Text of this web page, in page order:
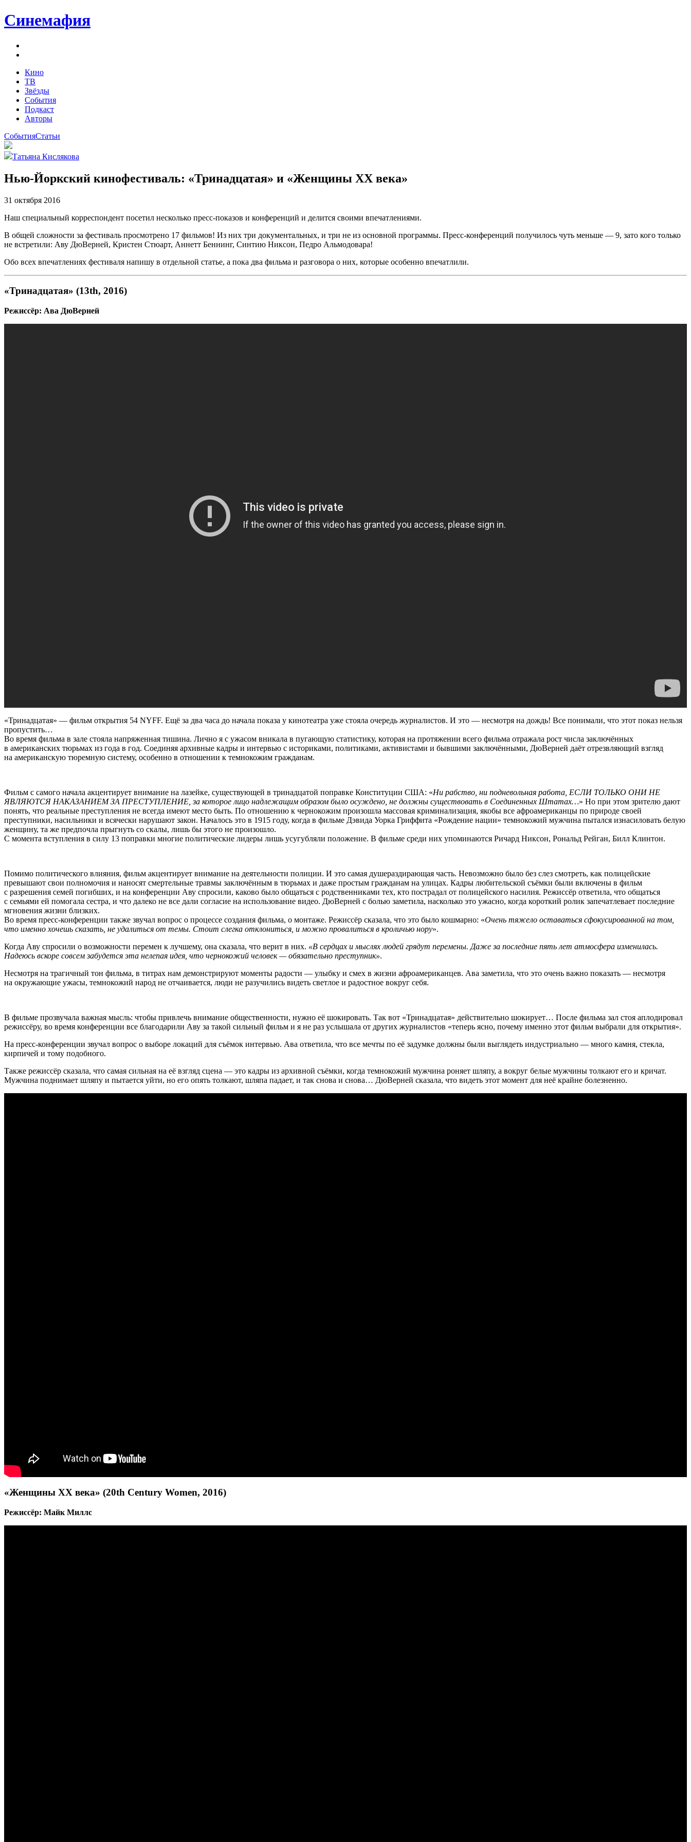
Синемафия
Кино
ТВ
Звёзды
События
Подкаст
Авторы
СобытияСтатьи
Татьяна Кислякова
Нью-Йоркский кинофестиваль: «Тринадцатая» и «Женщины XX века»
31 октября 2016
Наш специальный корреспондент посетил несколько пресс-показов и конференций и делится своими впечатлениями.
В общей сложности за фестиваль просмотрено 17 фильмов! Из них три документальных, и три не из основной программы. Пресс-конференций получилось чуть меньше — 9, зато кого только
не встретили: Аву ДюВерней, Кристен Стюарт, Аннетт Беннинг, Синтию Никсон, Педро Альмодовара!
Обо всех впечатлениях фестиваля напишу в отдельной статье, а пока два фильма и разговора о них, которые особенно впечатлили.
«Тринадцатая» (13th, 2016)
Режиссёр: Ава ДюВерней
«Тринадцатая» — фильм открытия 54 NYFF. Ещё за два часа до начала показа у кинотеатра уже стояла очередь журналистов. И это — несмотря на дождь! Все понимали, что этот показ нельзя
пропустить…
Во время фильма в зале стояла напряженная тишина. Лично я с ужасом вникала в пугающую статистику, которая на протяжении всего фильма отражала рост числа заключённых
в американских тюрьмах из года в год. Соединяя архивные кадры и интервью с историками, политиками, активистами и бывшими заключёнными, ДюВерней даёт отрезвляющий взгляд
на американскую тюремную систему, особенно в отношении к темнокожим гражданам.
Фильм с самого начала акцентирует внимание на лазейке, существующей в тринадцатой поправке Конституции США: «Ни рабство, ни подневольная работа, ЕСЛИ ТОЛЬКО ОНИ НЕ
ЯВЛЯЮТСЯ НАКАЗАНИЕМ ЗА ПРЕСТУПЛЕНИЕ, за которое лицо надлежащим образом было осуждено, не должны существовать в Соединенных Штатах…» Но при этом зрителю дают
понять, что реальные преступления не всегда имеют место быть. По отношению к чернокожим произошла массовая криминализация, якобы все афроамериканцы по природе своей
преступники, насильники и всячески нарушают закон. Началось это в 1915 году, когда в фильме Дэвида Уорка Гриффита «Рождение нации» темнокожий мужчина пытался изнасиловать белую
женщину, та же предпочла прыгнуть со скалы, лишь бы этого не произошло.
С момента вступления в силу 13 поправки многие политические лидеры лишь усугубляли положение. В фильме среди них упоминаются Ричард Никсон, Рональд Рейган, Билл Клинтон.
Помимо политического влияния, фильм акцентирует внимание на деятельности полиции. И это самая душераздирающая часть. Невозможно было без слез смотреть, как полицейские
превышают свои полномочия и наносят смертельные травмы заключённым в тюрьмах и даже простым гражданам на улицах. Кадры любительской съёмки были включены в фильм
с разрешения семей погибших, и на конференции Аву спросили, каково было общаться с родственниками тех, кто пострадал от полицейского насилия. Режиссёр ответила, что общаться
с семьями ей помогала сестра, и что далеко не все дали согласие на использование видео. ДюВерней с болью заметила, насколько это ужасно, когда короткий ролик запечатлевает последние
мгновения жизни близких.
Во время пресс-конференции также звучал вопрос о процессе создания фильма, о монтаже. Режиссёр сказала, что это было кошмарно: «Очень тяжело оставаться сфокусированной на том,
что именно хочешь сказать, не удалиться от темы. Стоит слегка отклониться, и можно провалиться в кроличью нору».
Когда Аву спросили о возможности перемен к лучшему, она сказала, что верит в них. «В сердцах и мыслях людей грядут перемены. Даже за последние пять лет атмосфера изменилась.
Надеюсь вскоре совсем забудется эта нелепая идея, что чернокожий человек — обязательно преступник».
Несмотря на трагичный тон фильма, в титрах нам демонстрируют моменты радости — улыбку и смех в жизни афроамериканцев. Ава заметила, что это очень важно показать — несмотря
на окружающие ужасы, темнокожий народ не отчаивается, люди не разучились видеть светлое и радостное вокруг себя.
В фильме прозвучала важная мысль: чтобы привлечь внимание общественности, нужно её шокировать. Так вот «Тринадцатая» действительно шокирует… После фильма зал стоя аплодировал
режиссёру, во время конференции все благодарили Аву за такой сильный фильм и я не раз услышала от других журналистов «теперь ясно, почему именно этот фильм выбрали для открытия».
На пресс-конференции звучал вопрос о выборе локаций для съёмок интервью. Ава ответила, что все мечты по её задумке должны были выглядеть индустриально — много камня, стекла,
кирпичей и тому подобного.
Также режиссёр сказала, что самая сильная на её взгляд сцена — это кадры из архивной съёмки, когда темнокожий мужчина роняет шляпу, а вокруг белые мужчины толкают его и кричат.
Мужчина поднимает шляпу и пытается уйти, но его опять толкают, шляпа падает, и так снова и снова… ДюВерней сказала, что видеть этот момент для неё крайне болезненно.
«Женщины XX века» (20th Century Women, 2016)
Режиссёр: Майк Миллс